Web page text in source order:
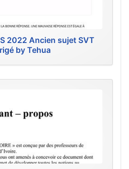
2022 Ancien sujet SVT
by Tehua